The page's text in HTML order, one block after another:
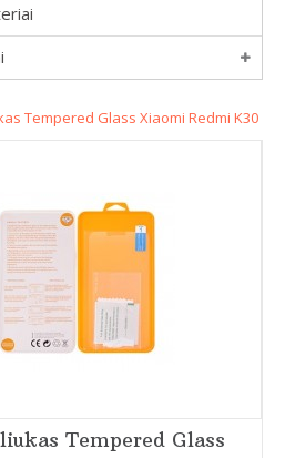
Tempered Glass Xiaomi Redmi K30
Tempered Glass